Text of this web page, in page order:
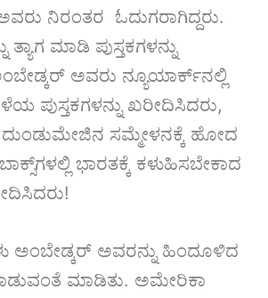
ನಿರಂತರ ಓದುಗರಾಗಿದ್ದರು.
ತ್ಯಾಗ ಮಾಡಿ ಪುಸ್ತಕಗಳನ್ನು
ಅವರು ನ್ಯೂಯಾರ್ಕ್‌ನಲ್ಲಿ
ಪುಸ್ತಕಗಳನ್ನು ಖರೀದಿಸಿದರು,
ಸಮ್ಮೇಳನಕ್ಕೆ ಹೋದ
ಭಾರತಕ್ಕೆ ಕಳುಹಿಸಬೇಕಾದ
ಅಂಬೇಡ್ಕರ್ ಅವರನ್ನು ಹಿಂದೂಳಿದ
ಮಾಡಿತು. ಅಮೇರಿಕಾ